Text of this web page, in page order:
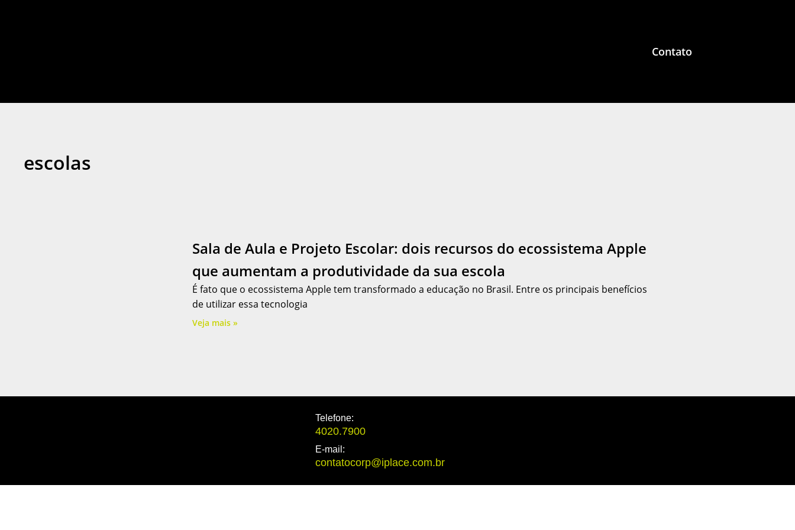
Contato
escolas
Sala de Aula e Projeto Escolar: dois recursos do ecossistema Apple
que aumentam a produtividade da sua escola
É fato que o ecossistema Apple tem transformado a educação no Brasil. Entre os principais benefícios
de utilizar essa tecnologia
Veja mais »
Telefone:
4020.7900
E-mail:
contatocorp@iplace.com.br